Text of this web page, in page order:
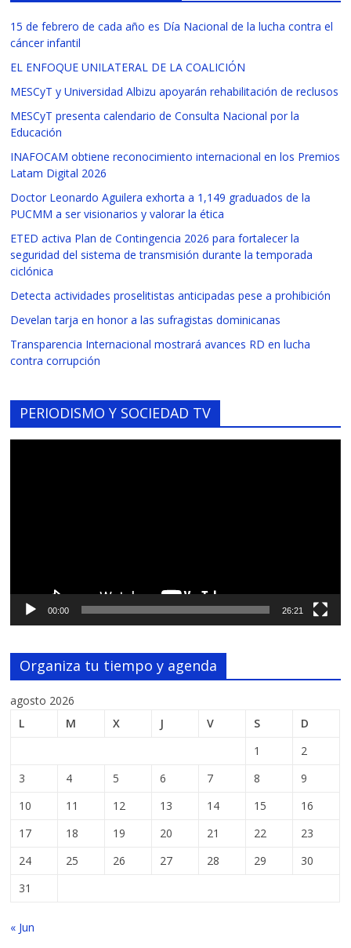
15 de febrero de cada año es Día Nacional de la lucha contra el
cáncer infantil
EL ENFOQUE UNILATERAL DE LA COALICIÓN
MESCyT y Universidad Albizu apoyarán rehabilitación de reclusos
MESCyT presenta calendario de Consulta Nacional por la
Educación
INAFOCAM obtiene reconocimiento internacional en los Premios
Latam Digital 2026
Doctor Leonardo Aguilera exhorta a 1,149 graduados de la
PUCMM a ser visionarios y valorar la ética
ETED activa Plan de Contingencia 2026 para fortalecer la
seguridad del sistema de transmisión durante la temporada
ciclónica
Detecta actividades proselitistas anticipadas pese a prohibición
Develan tarja en honor a las sufragistas dominicanas
Transparencia Internacional mostrará avances RD en lucha
contra corrupción
PERIODISMO Y SOCIEDAD TV
00:00 26:21
Organiza tu tiempo y agenda
agosto 2026
L
M X J V S
D
1
2
3
4 5 6 7 8
9
10
11 12 13 14 15
16
17
18 19 20 21 22
23
24
25 26 27 28 29
30
31
« Jun